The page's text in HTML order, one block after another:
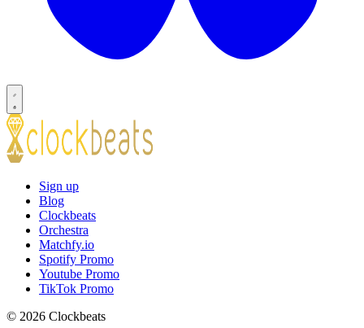
Sign up
Blog
Clockbeats
Orchestra
Matchfy.io
Spotify Promo
Youtube Promo
TikTok Promo
© 2026 Clockbeats